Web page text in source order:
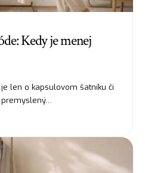
Kedy je menej
len o kapsulovom šatníku či
premyslený…